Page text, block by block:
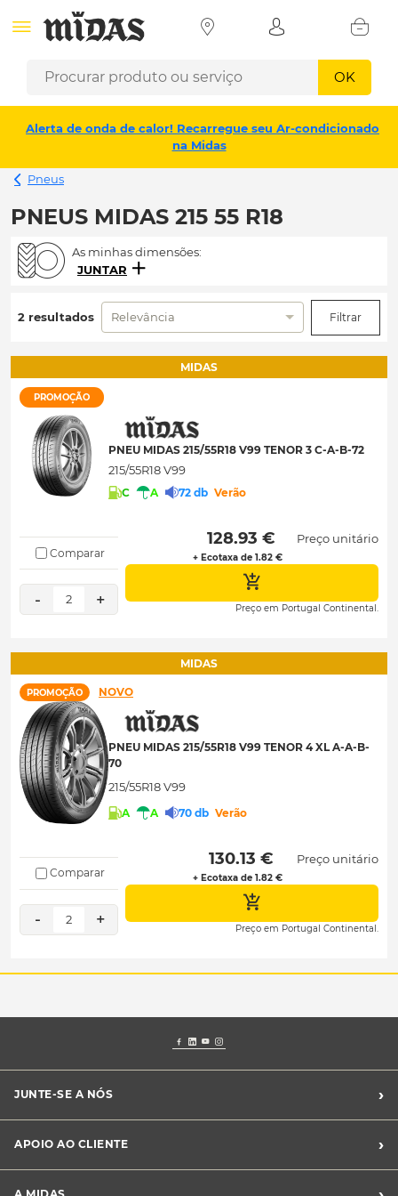
OK
Alerta de onda de calor! Recarregue seu Ar-condicionado
na Midas
Pneus
PNEUS MIDAS 215 55 R18
As minhas dimensões:
JUNTAR
2 resultados Relevância Filtrar
MIDAS
PROMOÇÃO
PNEU MIDAS 215/55R18 V99 TENOR 3 C-A-B-72
215/55R18 V99
C A 72 db Verão
Comparar
- 2 +
128.93 €
+ Ecotaxa de 1.82 €
Preço unitário
Preço em Portugal Continental.
MIDAS
PROMOÇÃO NOVO
PNEU MIDAS 215/55R18 V99 TENOR 4 XL A-A-B-
70
215/55R18 V99
A A 70 db Verão
Comparar
- 2 +
130.13 €
+ Ecotaxa de 1.82 €
Preço unitário
Preço em Portugal Continental.
JUNTE-SE A NÓS ›
Franchising Midas
APOIO AO CLIENTE ›